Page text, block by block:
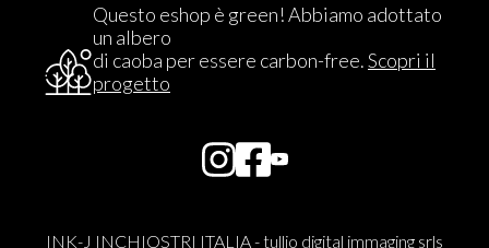
Questo eshop è green! Abbiamo adottato
un albero
di caoba per essere carbon-free.Scopri il
progetto
INK-J INCHIOSTRI ITALIA - tullio digital immaging srls